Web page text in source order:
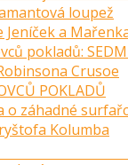
loupež
Jeníček a
pokladů:
Crusoe
POKLADŮ
o záhadné
Kolumba